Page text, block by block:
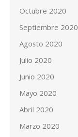
Octubre 2020
Septiembre 2020
Agosto 2020
Julio 2020
Junio 2020
Mayo 2020
Abril 2020
Marzo 2020